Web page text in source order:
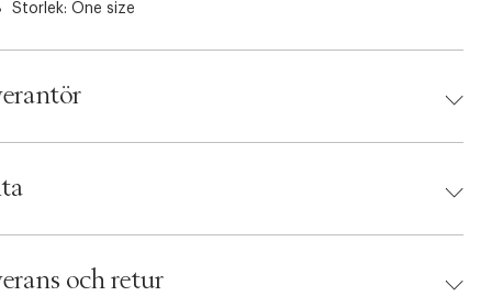
Storlek: One size
888066079266och retur